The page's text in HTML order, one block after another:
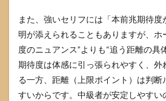
ヴ2
のセ
リフ
怪し
いを
押し
引き
に使
また、強いセリフには「本前兆期待度
明が添えられることもありますが、ホ
度のニュアンス”よりも“追う距離の具
期待度は体感に引っ張られやすく、外
る一方、距離（上限ポイント）は判
すいからです。中級者が安定しやすい